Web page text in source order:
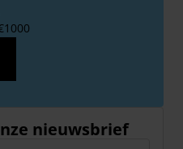
nieuwsbrief